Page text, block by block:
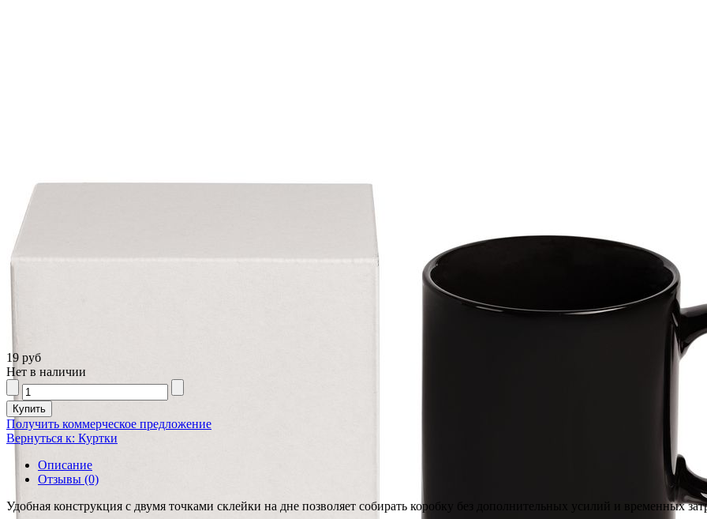
19 руб
Нет в наличии
Получить коммерческое предложение
Вернуться к: Куртки
Описание
Отзывы (0)
Удобная конструкция с двумя точками склейки на дне позволяет собирать коробку без дополнительных усилий и временных